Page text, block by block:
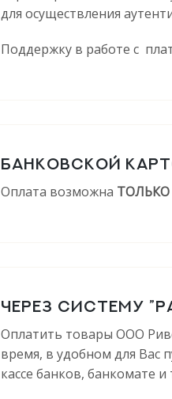
для осуществления
Поддержку в работе с
БАНКОВСКОЙ
Оплата возможна ТОЛЬКО
ЧЕРЕЗ СИСТЕМУ
Оплатить товары ООО
время, в удобном для Вас
кассе банков, банкомате и